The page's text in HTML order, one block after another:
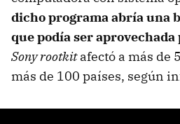
dicho programa abría una
que podía ser
Sony rootkitafectó a más de
más de 100 países, según